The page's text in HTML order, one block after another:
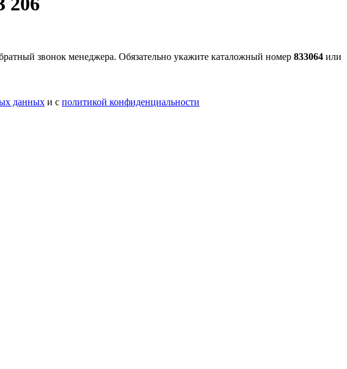
звонок менеджера. Обязательно укажите каталожный номер 833064 или
данных и с политикой конфиденциальности